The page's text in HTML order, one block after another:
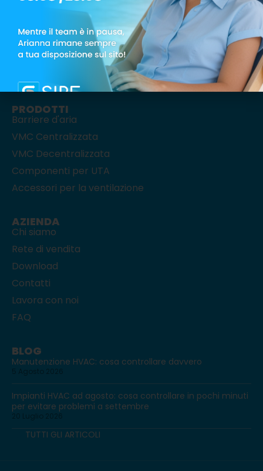
Via Monte Rosa, 1 – 20863 Concorezzo (MB)
Tel.: +39 039 6049008
PRODOTTI
Barriere d'aria
VMC Centralizzata
VMC Decentralizzata
Componenti per UTA
Accessori per la ventilazione
AZIENDA
Chi siamo
Rete di vendita
Download
Contatti
Lavora con noi
FAQ
BLOG
Manutenzione HVAC: cosa controllare davvero
Impianti HVAC ad agosto: cosa controllare in pochi minuti
per evitare problemi a settembre
TUTTI GLI ARTICOLI